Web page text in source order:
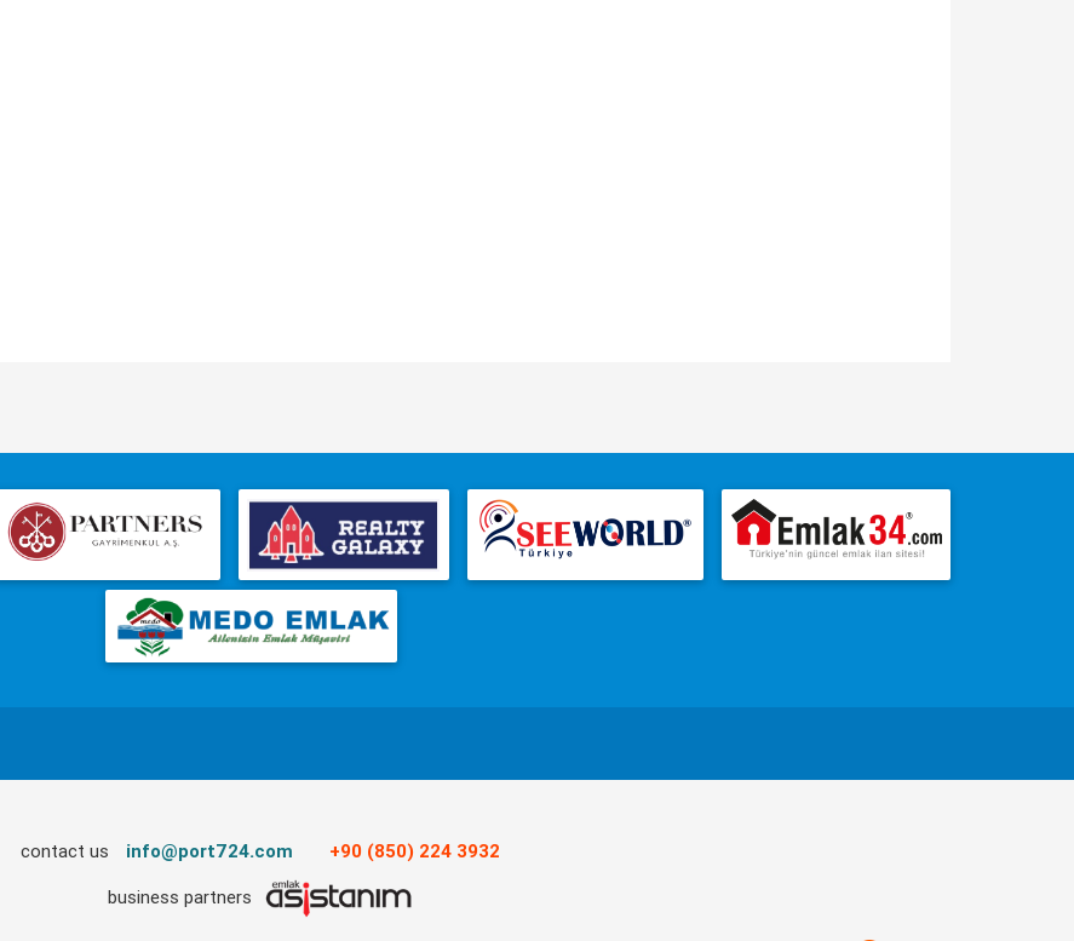
contact us info@port724.com
+90 (850) 224 3932
business partners